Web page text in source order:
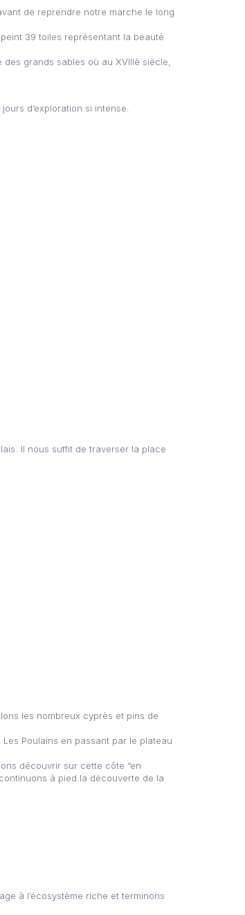
de reprendre notre marche le long
39 toiles représentant la beauté
grands sables où au XVIIIè siècle,
d’exploration si intense.
Il nous suffit de traverser la place
les nombreux cyprès et pins de
Poulains en passant par le plateau
découvrir sur cette côte “en
à pied la découverte de la
à l’écosystème riche et terminons